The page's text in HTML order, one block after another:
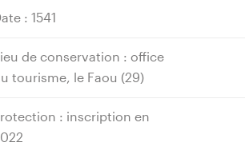
: 1541
de conservation : office
tourisme, le Faou (29)
: inscription en